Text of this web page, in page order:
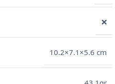
❌
10.2×7.1×5.6 cm